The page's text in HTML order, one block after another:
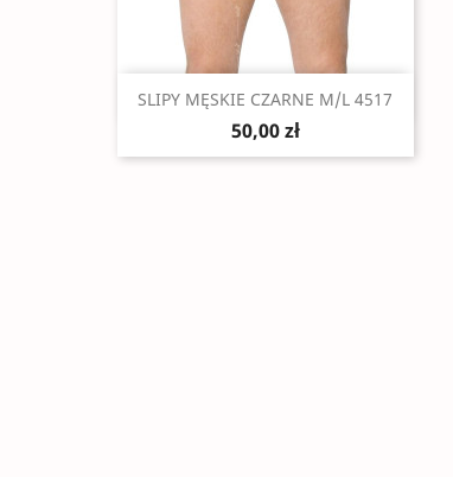
Szybki podgląd
SLIPY MĘSKIE CZARNE M/L 4517
50,00 zł